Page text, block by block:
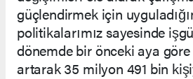
güçlendirmek için
politikalarımız sayesinde
dönemde bir önceki aya
artarak 35 milyon 491 bin